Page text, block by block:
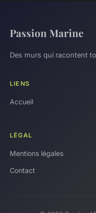
Passion Marine
Des murs qui racontent
LIENS
Accueil
LÉGAL
Mentions légales
Contact